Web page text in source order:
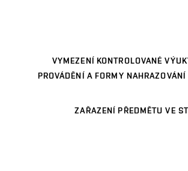
VYMEZENÍ KONTROLOVANÉ
PROVÁDĚNÍ A FORMY
ZAŘAZENÍ PŘEDMĚTU VE